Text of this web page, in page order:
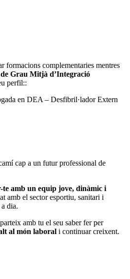
formacions complementaries mentres
Grau Mitjà d’Integració
perfil::
en DEA – Desfibril·lador Extern
cap a un futur professional de
te amb un equip jove, dinàmic i
amb el sector esportiu, sanitari i
dia.
amb tu el seu saber fer per
al món laboral i continuar creixent.